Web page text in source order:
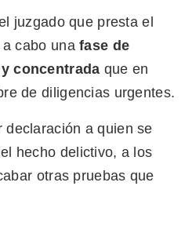
juzgado que presta el
cabo una fase de
concentrada que en
de diligencias urgentes.
declaración a quien se
hecho delictivo, a los
otras pruebas que